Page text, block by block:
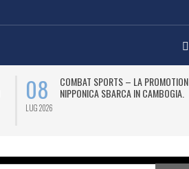
08
LUG 2026
COMBAT SPORTS – LA PROMOTION
NIPPONICA SBARCA IN CAMBOGIA.